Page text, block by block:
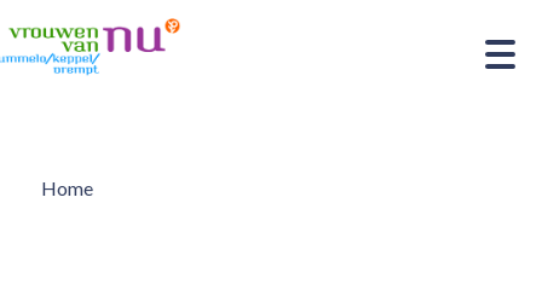
Home